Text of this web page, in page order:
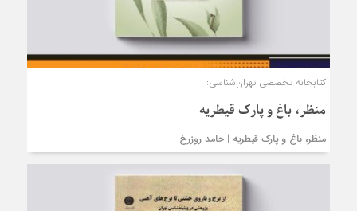
کتابخانه تخصصی تهران‌شناسی:
منظر، باغ و پارک قیطریه
منظر، باغ و پارک قیطریه | حامد روزرخ